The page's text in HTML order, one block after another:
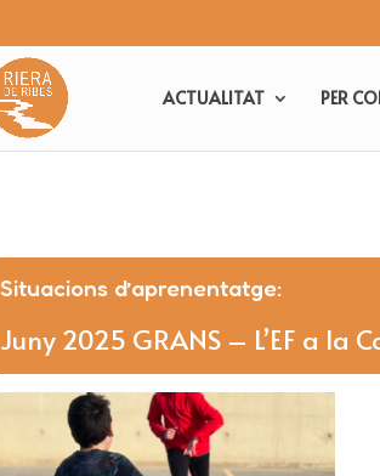
ACTUALITAT PER
Situacions d’aprenentatge:
Juny 2025 GRANS – L’EF a la